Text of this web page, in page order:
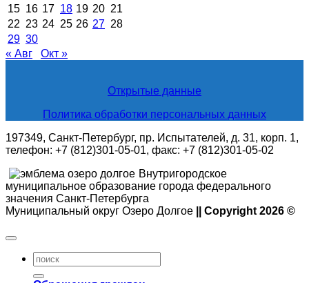
15 16 17 18 19 20 21
22 23 24 25 26 27 28
29 30
« Авг
Окт »
Открытые данные
Политика обработки персональных данных
197349, Санкт-Петербург, пр. Испытателей, д. 31, корп. 1,
телефон: +7 (812)301-05-01, факс: +7 (812)301-05-02
Внутригородское
муниципальное образование города федерального
значения Санкт-Петербурга
Муниципальный округ Озеро Долгое
|| Copyright 2026 ©